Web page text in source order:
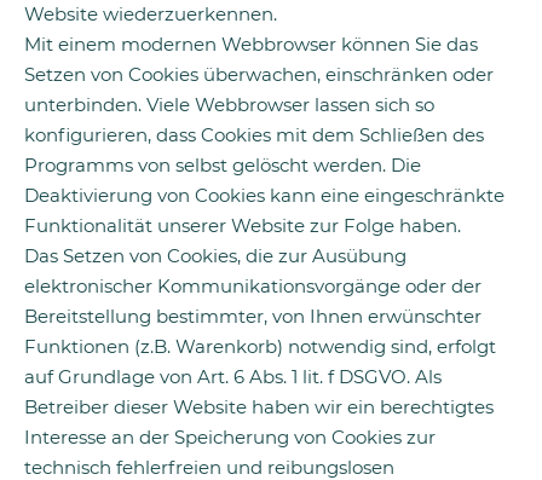
Website wiederzuerkennen.
Mit einem modernen Webbrowser können Sie das
Setzen von Cookies überwachen, einschränken oder
unterbinden. Viele Webbrowser lassen sich so
konfigurieren, dass Cookies mit dem Schließen des
Programms von selbst gelöscht werden. Die
Deaktivierung von Cookies kann eine eingeschränkte
Funktionalität unserer Website zur Folge haben.
Das Setzen von Cookies, die zur Ausübung
elektronischer Kommunikationsvorgänge oder der
Bereitstellung bestimmter, von Ihnen erwünschter
Funktionen (z.B. Warenkorb) notwendig sind, erfolgt
auf Grundlage von Art. 6 Abs. 1 lit. f DSGVO. Als
Betreiber dieser Website haben wir ein berechtigtes
Interesse an der Speicherung von Cookies zur
technisch fehlerfreien und reibungslosen